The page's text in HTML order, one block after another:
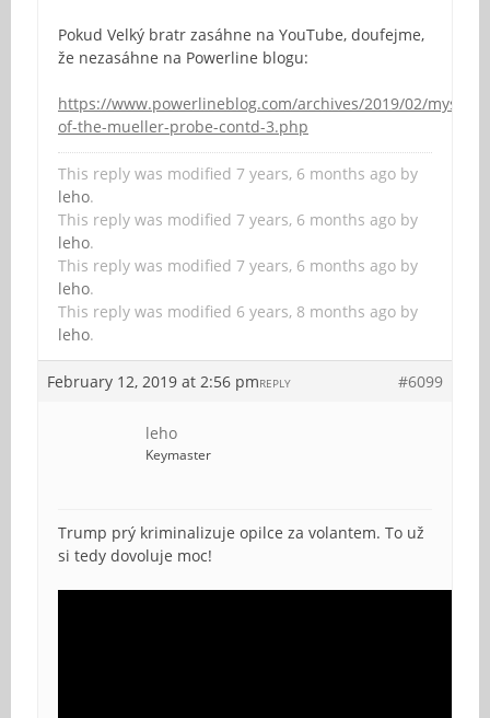
Pokud Velký bratr zasáhne na YouTube, doufejme,
že nezasáhne na Powerline blogu:
https://www.powerlineblog.com/archives/2019/02/
of-the-mueller-probe-contd-3.php
This reply was modified 7 years, 6 months ago by
leho.
This reply was modified 7 years, 6 months ago by
leho.
This reply was modified 7 years, 6 months ago by
leho.
This reply was modified 6 years, 8 months ago by
leho.
February 12, 2019 at 2:56 pm #6099
REPLY
leho
Keymaster
Trump prý kriminalizuje opilce za volantem. To už
si tedy dovoluje moc!